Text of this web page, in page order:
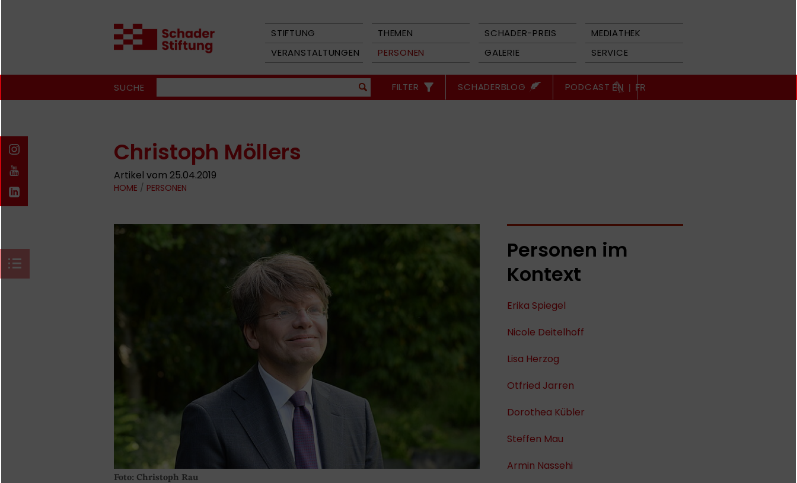
STIFTUNG THEMEN SCHADER-PREIS
MEDIATHEK
VERANSTALTUNGEN
PERSONEN GALERIE SERVICE
SUCHE FILTER SCHADERBLOG PODCAST EN | FR
Christoph Möllers
Artikel vom 25.04.2019
HOME / PERSONEN
Foto: Christoph Rau
Personen im
Kontext
Erika Spiegel
Nicole Deitelhoff
Lisa Herzog
Otfried Jarren
Dorothea Kübler
Steffen Mau
Armin Nassehi